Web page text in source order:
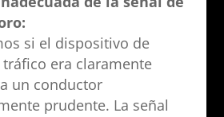
si el dispositivo de
era claramente
un conductor
prudente. La señal